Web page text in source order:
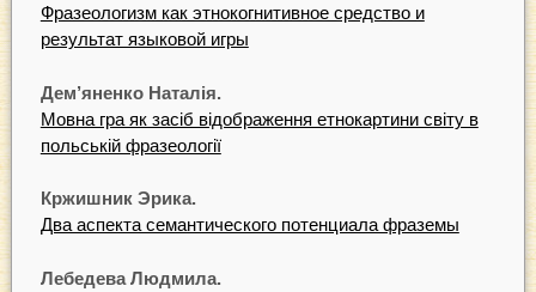
Фразеологизм как этнокогнитивное средство и
результат языковой игры
Дем’яненко Наталія.
Мовна гра як засіб відображення етнокартини світу в
польській фразеології
Кржишник Эрика.
Два аспекта семантического потенциала фраземы
Лебедева Людмила.